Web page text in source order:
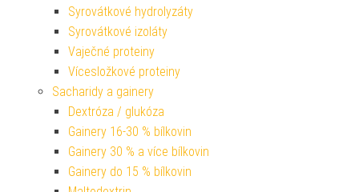
Syrovátkové hydrolyzáty
Syrovátkové izoláty
Vaječné proteiny
Vícesložkové proteiny
Sacharidy a gainery
Dextróza / glukóza
Gainery 16-30 % bílkovin
Gainery 30 % a více bílkovin
Gainery do 15 % bílkovin